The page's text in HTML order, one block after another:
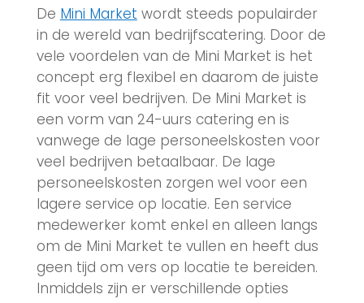
De Mini Market wordt steeds populairder
in de wereld van bedrijfscatering. Door de
vele voordelen van de Mini Market is het
concept erg flexibel en daarom de juiste
fit voor veel bedrijven. De Mini Market is
een vorm van 24-uurs catering en is
vanwege de lage personeelskosten voor
veel bedrijven betaalbaar. De lage
personeelskosten zorgen wel voor een
lagere service op locatie. Een service
medewerker komt enkel en alleen langs
om de Mini Market te vullen en heeft dus
geen tijd om vers op locatie te bereiden.
Inmiddels zijn er verschillende opties